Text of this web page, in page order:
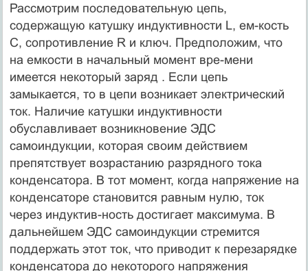
Рассмотрим последовательную цепь,
содержащую катушку индуктивности L, ем-кость
С, сопротивление R и ключ. Предположим, что
на емкости в начальный момент вре-мени
имеется некоторый заряд . Если цепь
замыкается, то в цепи возникает электрический
ток. Наличие катушки индуктивности
обуславливает возникновение ЭДС
самоиндукции, которая своим действием
препятствует возрастанию разрядного тока
конденсатора. В тот момент, когда напряжение на
конденсаторе становится равным нулю, ток
через индуктив-ность достигает максимума. В
дальнейшем ЭДС самоиндукции стремится
поддержать этот ток, что приводит к перезарядке
конденсатора до некоторого напряжения